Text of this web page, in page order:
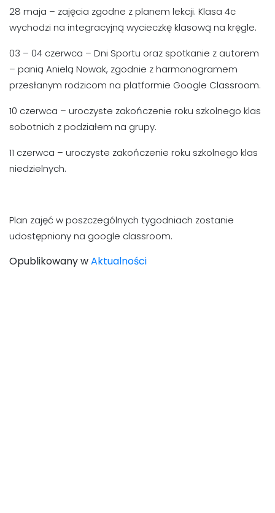
28 maja – zajęcia zgodne z planem lekcji. Klasa 4c
wychodzi na integracyjną wycieczkę klasową na kręgle.
03 – 04 czerwca – Dni Sportu oraz spotkanie z autorem
– panią Anielą Nowak, zgodnie z harmonogramem
przesłanym rodzicom na platformie Google Classroom.
10 czerwca – uroczyste zakończenie roku szkolnego klas
sobotnich z podziałem na grupy.
11 czerwca – uroczyste zakończenie roku szkolnego klas
niedzielnych.
Plan zajęć w poszczególnych tygodniach zostanie
udostępniony na google classroom.
Opublikowany wAktualności